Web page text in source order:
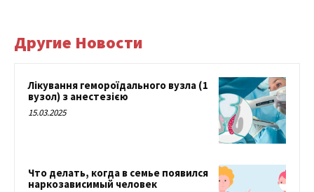
Другие Новости
Лікування гемороїдального вузла (1
вузол) з анестезією
15.03.2025
Что делать, когда в семье появился
наркозависимый человек